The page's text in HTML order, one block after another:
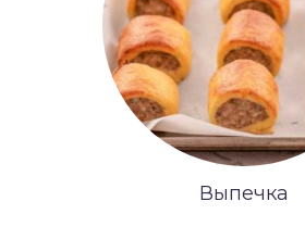
Выпечка